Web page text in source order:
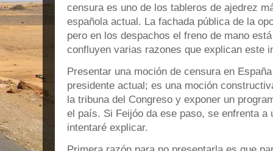
censura es uno de los tableros de ajedrez
española actual. La fachada pública de la
pero en los despachos el freno de mano
confluyen varias razones que explican este
Presentar una moción de censura en
presidente actual; es una moción
la tribuna del Congreso y exponer un
el país. Si Feijóo da ese paso, se enfrenta a
intentaré explicar.